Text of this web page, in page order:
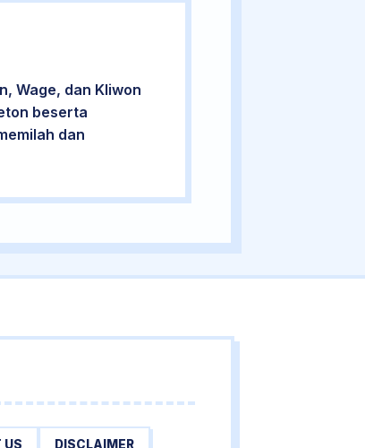
Wage, dan Kliwon
beserta
dan
US DISCLAIMER